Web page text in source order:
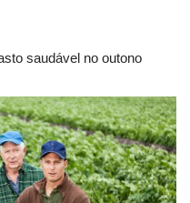
saudável no outono